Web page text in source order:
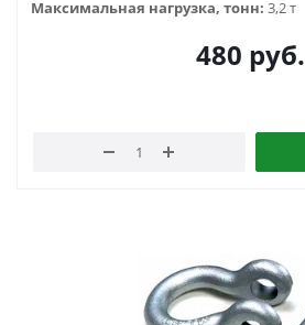
Максимальная нагрузка, тонн: 3,2 т
480 руб.